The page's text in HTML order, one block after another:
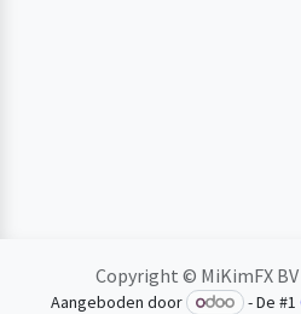
Copyright © MiKimFX BV
Aangeboden door
- De #1